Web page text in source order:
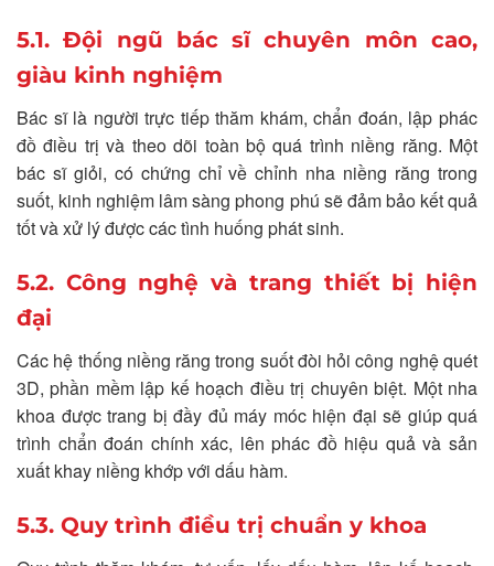
5.1. Đội ngũ bác sĩ chuyên môn cao,
giàu kinh nghiệm
Bác sĩ là người trực tiếp thăm khám, chẩn đoán, lập phác
đồ điều trị và theo dõi toàn bộ quá trình niềng răng. Một
bác sĩ giỏi, có chứng chỉ về chỉnh nha niềng răng trong
suốt, kinh nghiệm lâm sàng phong phú sẽ đảm bảo kết quả
tốt và xử lý được các tình huống phát sinh.
5.2. Công nghệ và trang thiết bị hiện
đại
Các hệ thống niềng răng trong suốt đòi hỏi công nghệ quét
3D, phần mềm lập kế hoạch điều trị chuyên biệt. Một nha
khoa được trang bị đầy đủ máy móc hiện đại sẽ giúp quá
trình chẩn đoán chính xác, lên phác đồ hiệu quả và sản
xuất khay niềng khớp với dấu hàm.
5.3. Quy trình điều trị chuẩn y khoa